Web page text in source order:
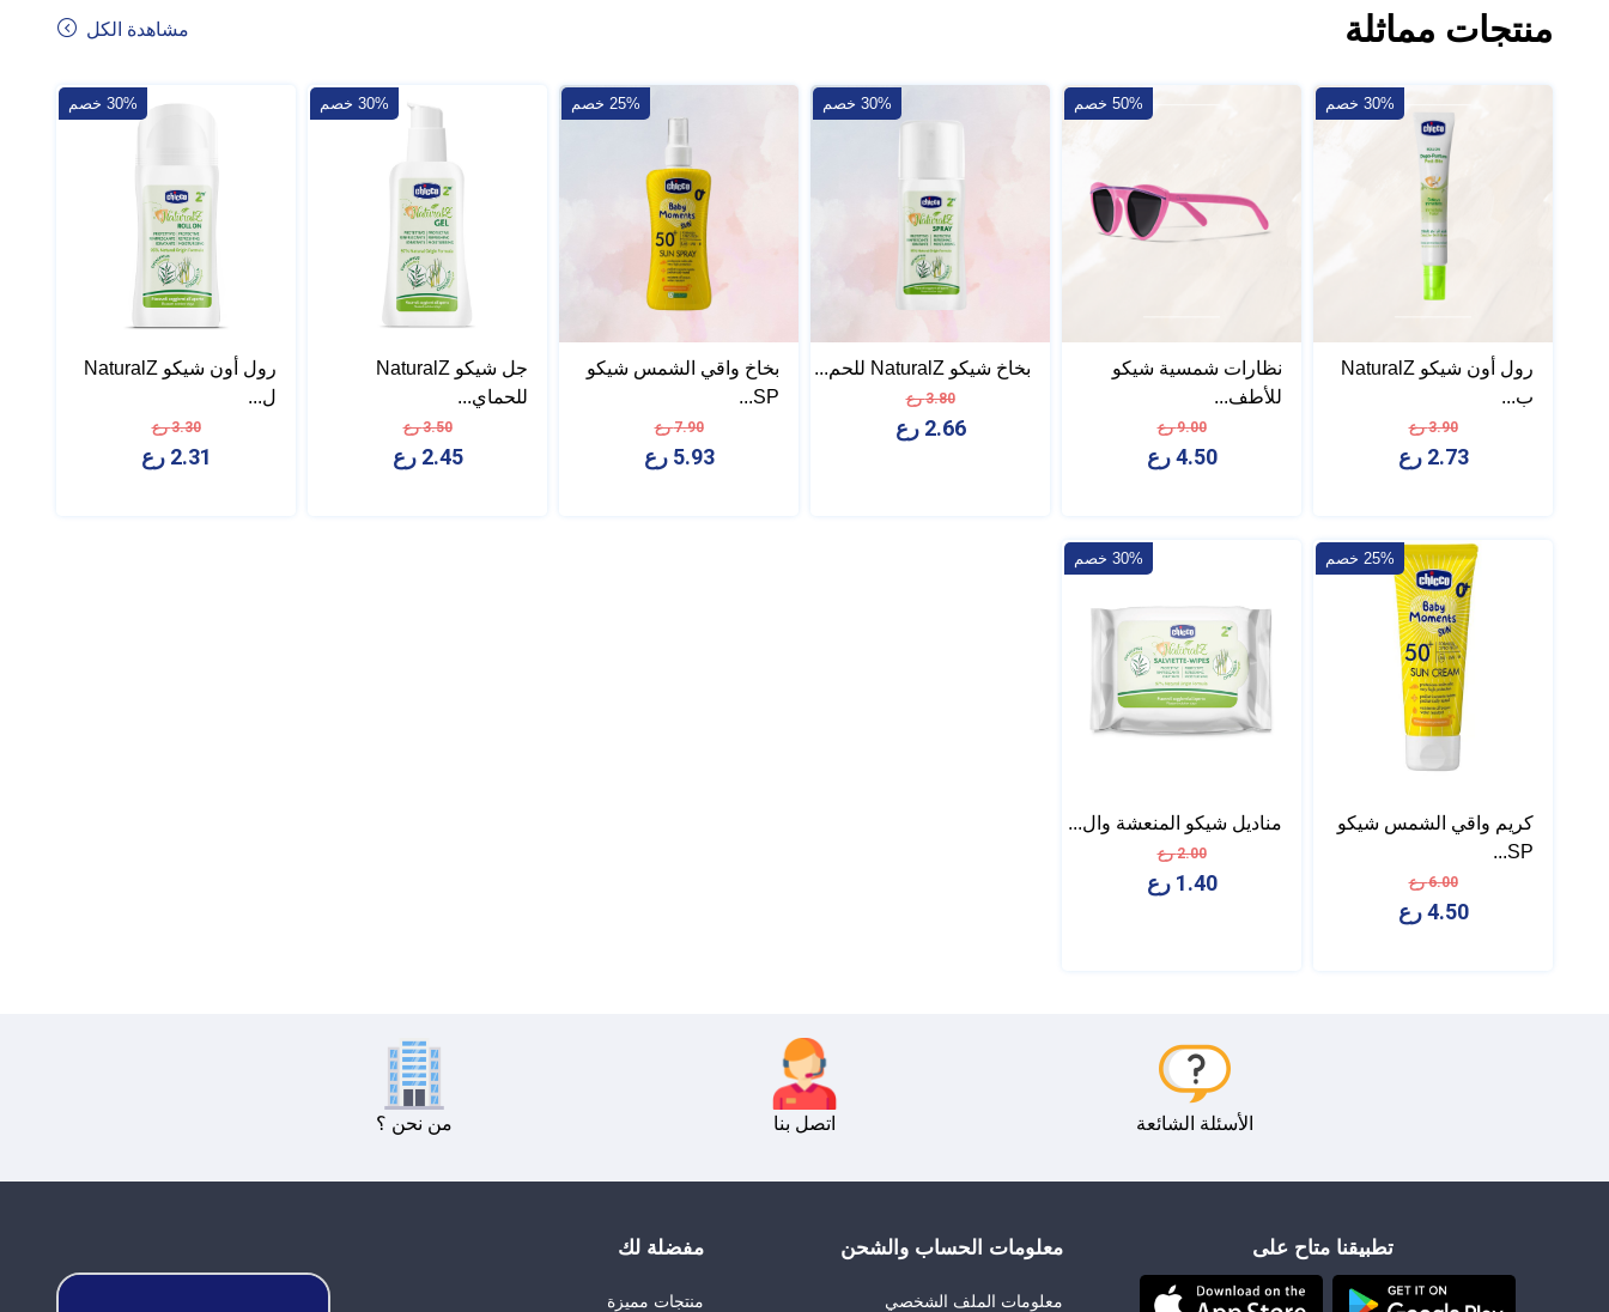
منتجات مماثلة مشاهدة الكل
30% خصم
رول أون شيكو NaturalZ
ب...
3.90 رع
2.73 رع
50% خصم
نظارات شمسية شيكو
للأطف...
9.00 رع
4.50 رع
30% خصم
بخاخ شيكو NaturalZ للحم...
3.80 رع
2.66 رع
25% خصم
بخاخ واقي الشمس شيكو
SP...
7.90 رع
5.93 رع
30% خصم
جل شيكو NaturalZ
للحماي...
3.50 رع
2.45 رع
30% خصم
رول أون شيكو NaturalZ
ل...
3.30 رع
2.31 رع
25% خصم
كريم واقي الشمس شيكو
SP...
6.00 رع
4.50 رع
30% خصم
مناديل شيكو المنعشة وال...
2.00 رع
1.40 رع
من نحن ؟ اتصل بنا الأسئلة الشائعة
مفضلة لك
منتجات مميزة
معلومات الحساب والشحن
معلومات الملف الشخصي
تطبيقنا متاح على